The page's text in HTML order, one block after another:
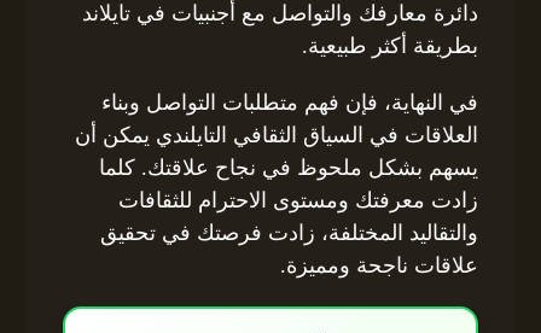
دائرة معارفك والتواصل مع أجنبيات في تايلاند
بطريقة أكثر طبيعية.
في النهاية، فإن فهم متطلبات التواصل وبناء
العلاقات في السياق الثقافي التايلندي يمكن أن
يسهم بشكل ملحوظ في نجاح علاقتك. كلما
زادت معرفتك ومستوى الاحترام للثقافات
والتقاليد المختلفة، زادت فرصتك في تحقيق
علاقات ناجحة ومميزة.